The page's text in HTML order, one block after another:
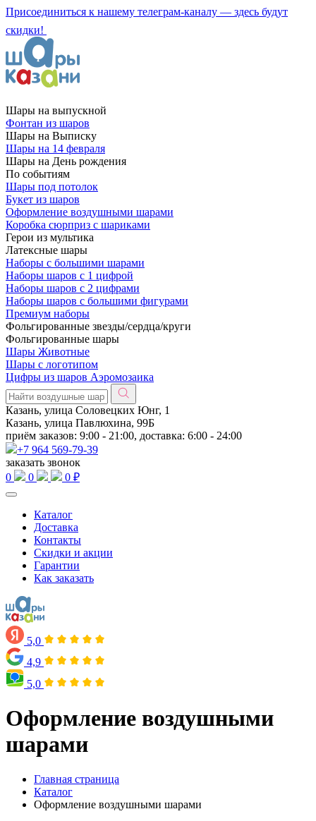
Присоединиться к нашему телеграм-каналу — здесь будут
скидки!
Шары на выпускной
Фонтан из шаров
Шары на Выписку
Шары на 14 февраля
Шары на День рождения
По событиям
Шары под потолок
Букет из шаров
Оформление воздушными шарами
Коробка сюрприз с шариками
Герои из мультика
Латексные шары
Наборы с большими шарами
Наборы шаров с 1 цифрой
Наборы шаров с 2 цифрами
Наборы шаров с большими фигурами
Премиум наборы
Фольгированные звезды/сердца/круги
Фольгированные шары
Шары Животные
Шары с логотипом
Цифры из шаров Аэромозаика
Казань, улица Соловецких Юнг, 1
Казань, улица Павлюхина, 99Б
приём заказов: 9:00 - 21:00, доставка: 6:00 - 24:00
+7 964 569-79-39
заказать звонок
0
0 0 ₽
Каталог
Доставка
Контакты
Скидки и акции
Гарантии
Как заказать
5,0
4,9
5,0
Оформление воздушными
шарами
Главная страница
Каталог
Оформление воздушными шарами